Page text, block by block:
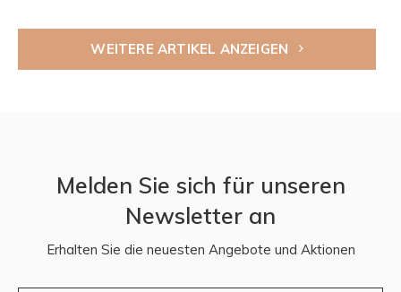
WEITERE ARTIKEL ANZEIGEN
Melden Sie sich für unseren
Newsletter an
Erhalten Sie die neuesten Angebote und Aktionen